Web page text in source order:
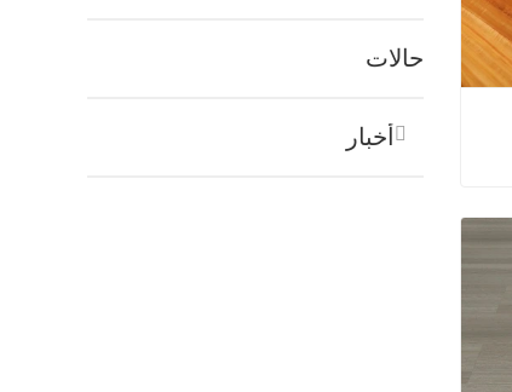
حالات
أخبار
أفضل أرضيات من المطبخ اللامع العالي